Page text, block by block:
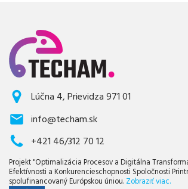
Lúčna 4, Prievidza 971 01
info@techam.sk
+421 46/312 70 12
Projekt "Optimalizácia Procesov a Digitálna
Efektívnosti a Konkurencieschopnosti Spoločnosti
spolufinancovaný Európskou úniou. Zobraziť viac.